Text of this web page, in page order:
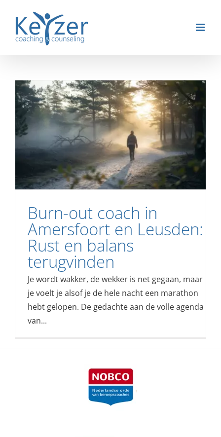
naar
inhoud
Burn-out coach in
Amersfoort en Leusden:
Rust en balans
terugvinden
Je wordt wakker, de wekker is net gegaan, maar
je voelt je alsof je de hele nacht een marathon
hebt gelopen. De gedachte aan de volle agenda
van...